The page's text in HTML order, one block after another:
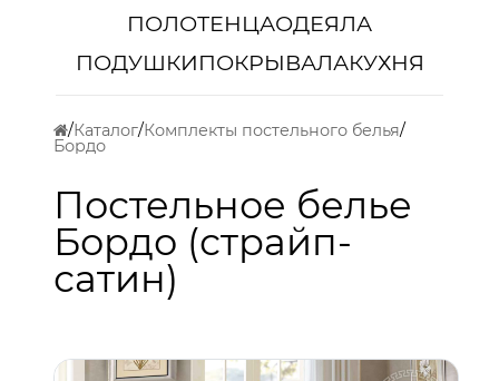
ПОЛОТЕНЦАОДЕЯЛА
ПОДУШКИПОКРЫВАЛАКУХНЯ
Каталог Комплекты постельного белья
Бордо
Постельное белье
Бордо (страйп-
сатин)